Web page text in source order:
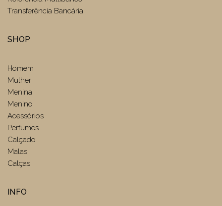
Transferência Bancária
SHOP
Homem
Mulher
Menina
Menino
Acessórios
Perfumes
Calçado
Malas
Calças
INFO